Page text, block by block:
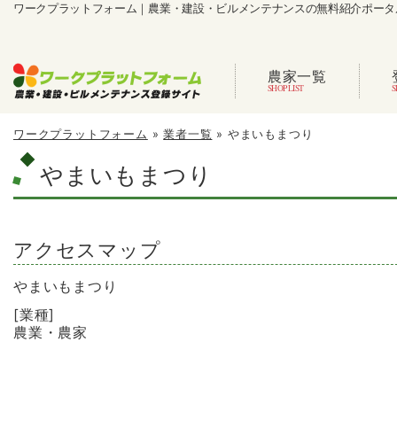
ワークプラットフォーム｜農業・建設・ビルメンテナンスの無料紹介ポー
農家一覧
ワークプラットフォーム »業者一覧 » やまいもまつり
やまいもまつり
アクセスマップ
やまいもまつり
[業種]
農業・農家